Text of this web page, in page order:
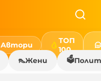
Автори
ТОП
100
👠Жени 🗳️